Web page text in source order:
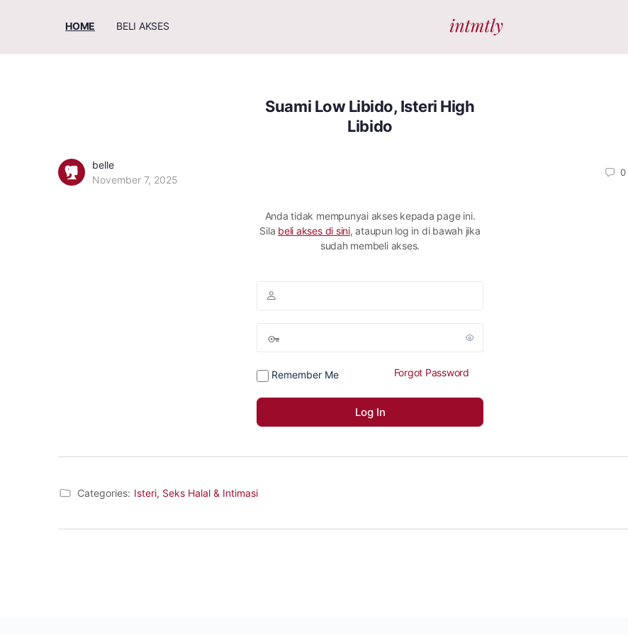
HOME BELI AKSES
Suami Low Libido, Isteri High
Libido
belle
November 7, 2025
0
Anda tidak mempunyai akses kepada page ini.
Sila beli akses di sini, ataupun log in di bawah jika
sudah membeli akses.
Remember Me Forgot Password
Categories: Isteri, Seks Halal & Intimasi